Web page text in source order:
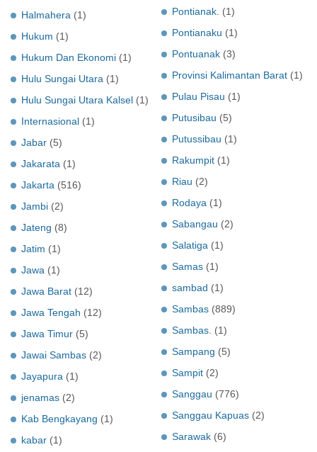
Halmahera (1)
Hukum (1)
Hukum Dan Ekonomi (1)
Hulu Sungai Utara (1)
Hulu Sungai Utara Kalsel (1)
Internasional (1)
Jabar (5)
Jakarata (1)
Jakarta (516)
Jambi (2)
Jateng (8)
Jatim (1)
Jawa (1)
Jawa Barat (12)
Jawa Tengah (12)
Jawa Timur (5)
Jawai Sambas (2)
Jayapura (1)
jenamas (2)
Kab Bengkayang (1)
kabar (1)
Pontianak. (1)
Pontianaku (1)
Pontuanak (3)
Provinsi Kalimantan Barat (1)
Pulau Pisau (1)
Putusibau (5)
Putussibau (1)
Rakumpit (1)
Riau (2)
Rodaya (1)
Sabangau (2)
Salatiga (1)
Samas (1)
sambad (1)
Sambas (889)
Sambas. (1)
Sampang (5)
Sampit (2)
Sanggau (776)
Sanggau Kapuas (2)
Sarawak (6)